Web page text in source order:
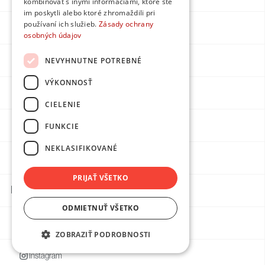
Proces
Kontakt
Projekty
Kariéra
Blog
Dvere
Kontakty
Instagram
im poskytli alebo ktoré zhromaždili pri
používaní ich služieb. Zásady ochrany
osobných údajov
NEVYHNUTNE POTREBNÉ
VÝKONNOSŤ
CIELENIE
FUNKCIE
NEKLASIFIKOVANÉ
PRIJAŤ VŠETKO
ODMIETNUŤ VŠETKO
ZOBRAZIŤ PODROBNOSTI